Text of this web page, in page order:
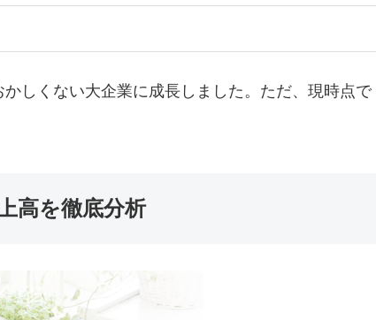
しくない大企業に成長しました。ただ、現時点で
高を徹底分析